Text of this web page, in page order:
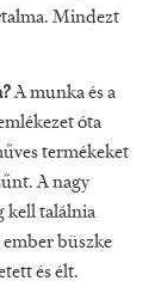
Mindezt
A munka és a
óta
termékeket
A nagy
kell találnia
büszke
és élt.